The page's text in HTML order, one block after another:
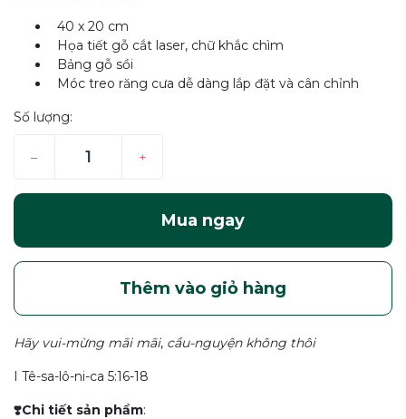
40 x 20 cm
Họa tiết gỗ cắt laser, chữ khắc chìm
Bảng gỗ sồi
Móc treo răng cưa dễ dàng lắp đặt và cân chỉnh
Số lượng:
– +
Mua ngay
Thêm vào giỏ hàng
Hãy vui-mừng mãi mãi, cầu-nguyện không thôi
I Tê-sa-lô-ni-ca 5:16-18
❣️Chi tiết sản phẩm: